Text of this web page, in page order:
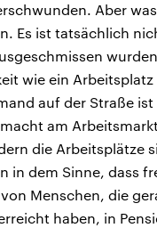
Aber
Es ist tatsächlich
wie ein
auf der Straße
am
die Arbeitsplätze
in dem Sinne, dass
Menschen, die
haben, in